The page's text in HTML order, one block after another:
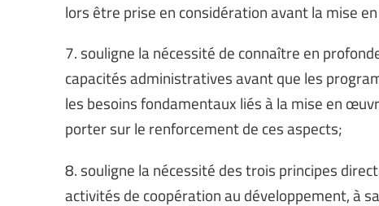
lors être prise en considération avant la mise
7. souligne la nécessité de connaître en
capacités administratives avant que les
les besoins fondamentaux liés à la mise en
porter sur le renforcement de ces aspects;
8. souligne la nécessité des trois principes
activités de coopération au développement, à